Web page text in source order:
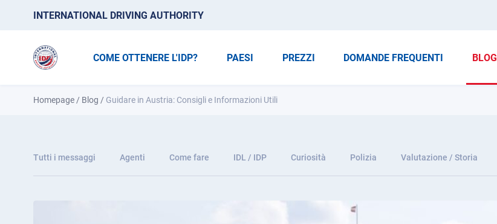
INTERNATIONAL DRIVING AUTHORITY
COME OTTENERE L'IDP? PAESI PREZZI DOMANDE FREQUENTI BLOG
Homepage / Blog / Guidare in Austria: Consigli e Informazioni Utili
Tutti i messaggi Agenti Come fare IDL / IDP Curiosità Polizia Valutazione / Storia